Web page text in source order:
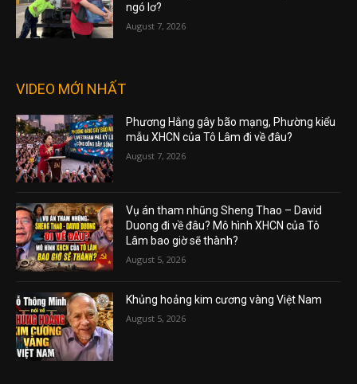
ngó lơ?
August 7, 2026
VIDEO MỚI NHẤT
Phương Hằng gây bão mạng, Phường kiểu
mẫu XHCN của Tô Lâm đi về đâu?
August 7, 2026
Vụ án tham nhũng Sheng Thao – David
Duong đi về đâu? Mô hình XHCN của Tô
Lâm bao giờ sẽ thành?
August 5, 2026
Khủng hoảng kim cương vàng Việt Nam
August 5, 2026